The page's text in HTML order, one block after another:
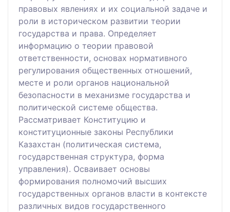
правовых явлениях и их социальной задаче и
роли в историческом развитии теории
государства и права. Определяет
информацию о теории правовой
ответственности, основах нормативного
регулирования общественных отношений,
месте и роли органов национальной
безопасности в механизме государства и
политической системе общества.
Рассматривает Конституцию и
конституционные законы Республики
Казахстан (политическая система,
государственная структура, форма
управления). Осваивает основы
формирования полномочий высших
государственных органов власти в контексте
различных видов государственного